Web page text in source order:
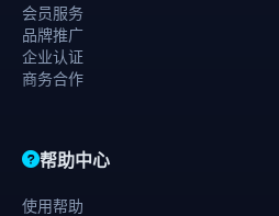
会员服务
品牌推广
企业认证
商务合作
帮助中心
使用帮助